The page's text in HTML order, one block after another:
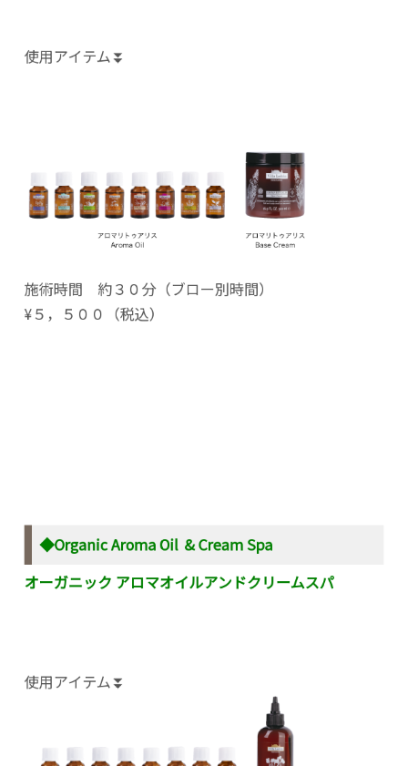
使用アイテム⏬
施術時間 約３０分（ブロー別時間）
¥５，５００（税込）
◆Organic Aroma Oil & Cream Spa
オーガニック アロマオイルアンドクリームスパ
使用アイテム⏬